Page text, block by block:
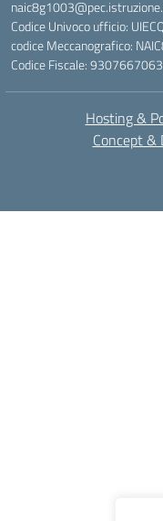
Codice Univoco ufficio:
codice Meccanografico:
Codice Fiscale:
Hosting &
Concept &